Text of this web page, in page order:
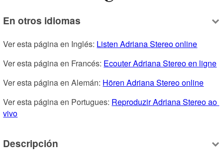
En otros idiomas
Ver esta página en Inglés: Listen Adriana Stereo online
Ver esta página en Francés: Ecouter Adriana Stereo en ligne
Ver esta página en Alemán: Hören Adriana Stereo online
Ver esta página en Portugues: Reproduzir Adriana Stereo ao
vivo
Descripción